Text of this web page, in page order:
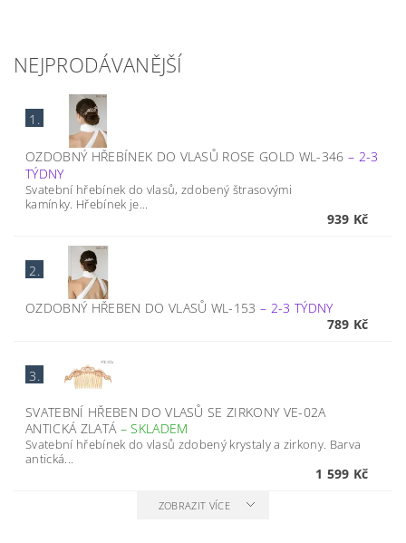
NEJPRODÁVANĚJŠÍ
1.
OZDOBNÝ HŘEBÍNEK DO VLASŮ ROSE GOLD WL-346 – 2-3
TÝDNY
Svatební hřebínek do vlasů, zdobený štrasovými
kamínky. Hřebínek je...
939 Kč
2.
OZDOBNÝ HŘEBEN DO VLASŮ WL-153– 2-3 TÝDNY
789 Kč
3.
SVATEBNÍ HŘEBEN DO VLASŮ SE ZIRKONY VE-02A
ANTICKÁ ZLATÁ –SKLADEM
Svatební hřebínek do vlasů zdobený krystaly a zirkony. Barva
antická...
1 599 Kč
ZOBRAZIT VÍCE